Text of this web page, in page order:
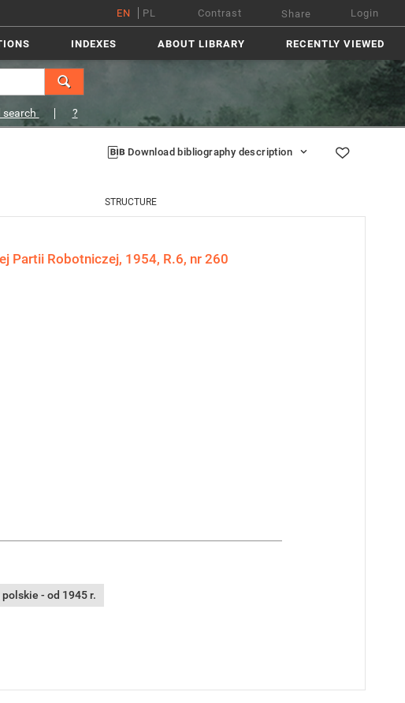
EN PL Contrast Share Login
INDEXES ABOUT LIBRARY RECENTLY VIEWED
search ?
Download bibliography description
STRUCTURE
Partii Robotniczej, 1954, R.6, nr 260
- od 1945 r.